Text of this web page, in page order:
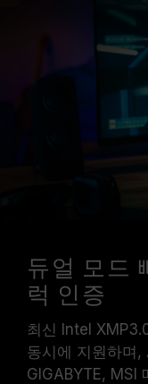
듀얼 모드
럭 인증
최신 Intel
동시에 지원하며,
GIGABYTE, MSI